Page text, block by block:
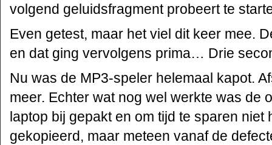
volgend geluidsfragment probeert te
Even getest, maar het viel dit keer mee.
en dat ging vervolgens prima… Drie
Nu was de MP3-speler helemaal kapot.
meer. Echter wat nog wel werkte was de
laptop bij gepakt en om tijd te sparen niet
gekopieerd, maar meteen vanaf de